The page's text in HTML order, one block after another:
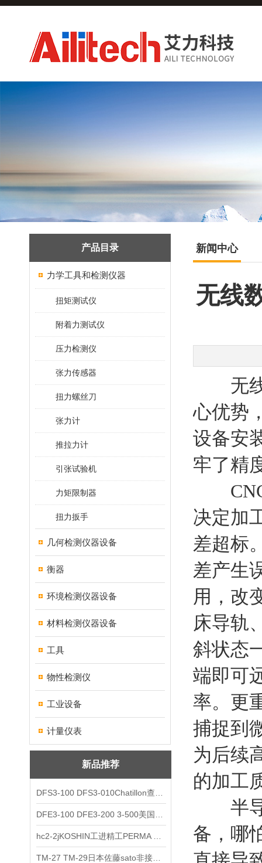
产品目录
力学工具和检测仪器
扭矩测试仪
附着力测试仪
压力检测仪
张力传感器
扭力螺丝刀
张力计
推拉力计
引张试验机
力矩限制器
扭力扳手
几何检测仪器设备
衡器
环境检测仪器设备
材料检测仪器设备
工具
物性检测仪
工业设备
计量仪表
新品推荐
新闻中心
无线
无线
心优势
设备安
牢了精
CNC
决定加
差超标
差产生
用，改
床导轨
斜状态
端即可
率。更
捕捉到
为后续
的加工
半导
备，哪